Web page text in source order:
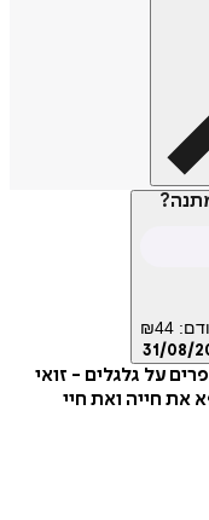
₪44
31/08/
על גלגלים - זואי
את חייה ואת חיי